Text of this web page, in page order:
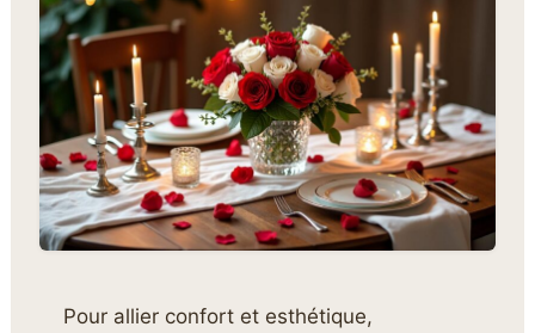
Pour allier confort et esthétique,